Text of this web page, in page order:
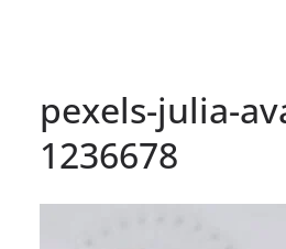
pexels-julia-
1236678